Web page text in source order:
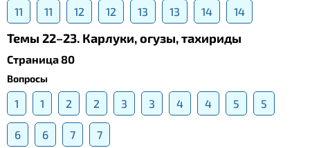
11 11 12 12 13 13 14 14
Темы 22–23. Карлуки, огузы, тахириды
Страница 80
Вопросы
1 1 2 2 3 3 4 4 5 5
6 6 7 7